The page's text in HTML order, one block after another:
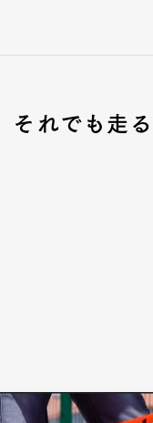
それでも走